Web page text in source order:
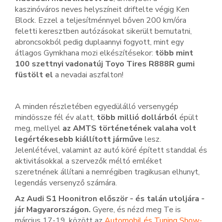
kaszinóváros neves helyszíneit driftelte végig Ken
Block. Ezzel a teljesítménnyel bőven 200 km/óra
feletti keresztben autózásokat sikerült bemutatni,
abroncsokból pedig duplaannyi fogyott, mint egy
átlagos Gymkhana mozi elkészítésekor: több mint
100 szettnyi vadonatúj Toyo Tires R888R gumi
füstölt el a nevadai aszfalton!
A minden részletében egyedülálló versenygép
mindössze fél év alatt, több millió dollárból épült
meg, mellyel az AMTS történetének valaha volt
legértékesebb kiállított járműve lesz.
Jelenlétével, valamint az autó köré épített standdal és
aktivitásokkal a szervezők méltó emléket
szeretnének állítani a nemrégiben tragikusan elhunyt,
legendás versenyző számára.
Az Audi S1 Hoonitron először - és talán utoljára -
jár Magyarországon. Gyere, és nézd meg Te is